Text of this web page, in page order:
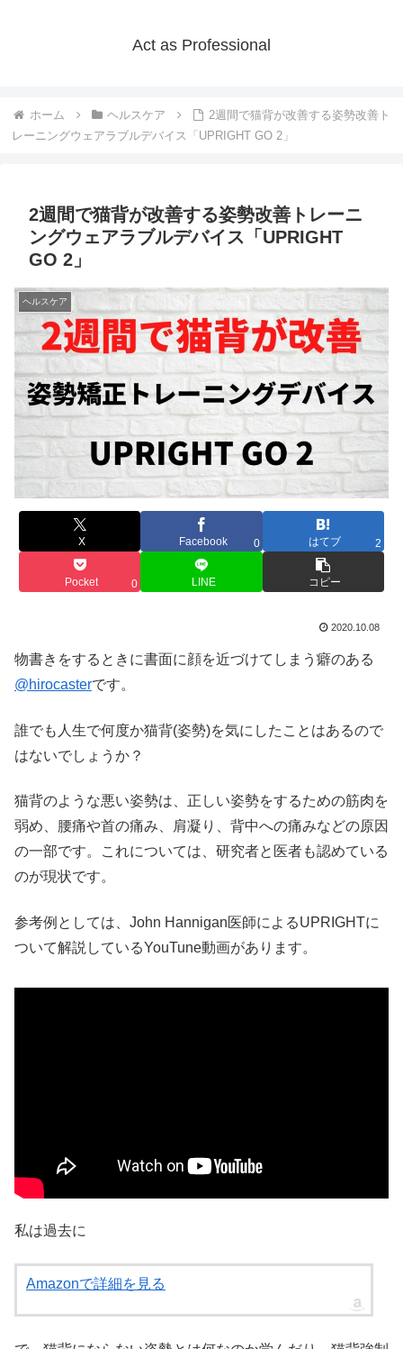
Act as Professional
ホーム ヘルスケア
2週間で猫背が改善する姿勢改善ト
レーニングウェアラブルデバイス「UPRIGHT GO 2」
2週間で猫背が改善する姿勢改善トレーニ
ングウェアラブルデバイス「UPRIGHT
GO 2」
ヘルスケア
X Facebook 0 はてブ 2
Pocket 0 LINE コピー
2020.10.08
物書きをするときに書面に顔を近づけてしまう癖のある
@hirocasterです。
誰でも人生で何度か猫背(姿勢)を気にしたことはあるので
はないでしょうか？
猫背のような悪い姿勢は、正しい姿勢をするための筋肉を
弱め、腰痛や首の痛み、肩凝り、背中への痛みなどの原因
の一部です。これについては、研究者と医者も認めている
のが現状です。
参考例としては、John Hannigan医師によるUPRIGHTに
ついて解説しているYouTune動画があります。
私は過去に
Amazonで詳細を見る